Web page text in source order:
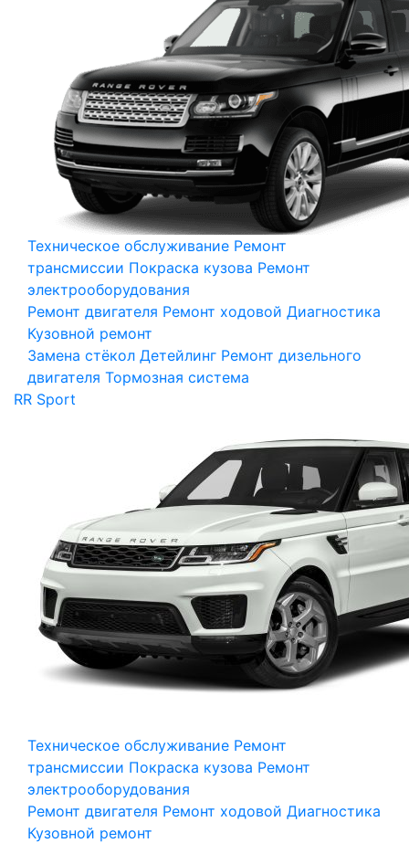
Техническое обслуживание Ремонт
трансмиссии Покраска кузова Ремонт
электрооборудования
Ремонт двигателя Ремонт ходовой Диагностика
Кузовной ремонт
Замена стёкол Детейлинг Ремонт дизельного
двигателя Тормозная система
RR Sport
Техническое обслуживание Ремонт
трансмиссии Покраска кузова Ремонт
электрооборудования
Ремонт двигателя Ремонт ходовой Диагностика
Кузовной ремонт